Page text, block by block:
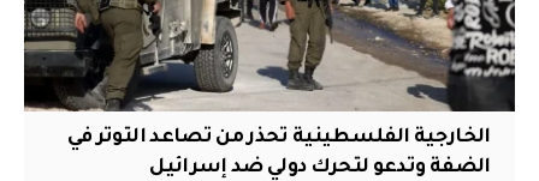
الخارجية الفلسطينية تحذر من تصاعد التوتر في
الضفة وتدعو لتحرك دولي ضد إسرائيل